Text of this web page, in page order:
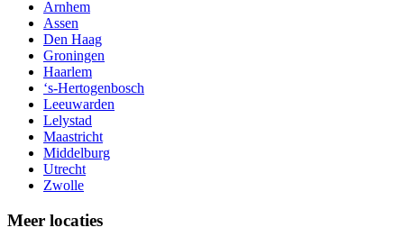
Arnhem
Assen
Den Haag
Groningen
Haarlem
‘s-Hertogenbosch
Leeuwarden
Lelystad
Maastricht
Middelburg
Utrecht
Zwolle
Meer locaties